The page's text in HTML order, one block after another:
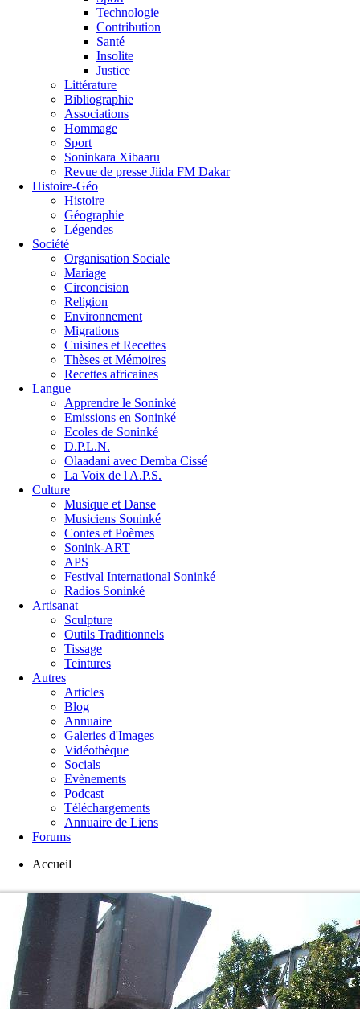
Technologie
Contribution
Santé
Insolite
Justice
Littérature
Bibliographie
Associations
Hommage
Sport
Soninkara Xibaaru
Revue de presse Jiida FM Dakar
Histoire-Géo
Histoire
Géographie
Légendes
Société
Organisation Sociale
Mariage
Circoncision
Religion
Environnement
Migrations
Cuisines et Recettes
Thèses et Mémoires
Recettes africaines
Langue
Apprendre le Soninké
Emissions en Soninké
Ecoles de Soninké
D.P.L.N.
Olaadani avec Demba Cissé
La Voix de l A.P.S.
Culture
Musique et Danse
Musiciens Soninké
Contes et Poèmes
Sonink-ART
APS
Festival International Soninké
Radios Soninké
Artisanat
Sculpture
Outils Traditionnels
Tissage
Teintures
Autres
Articles
Blog
Annuaire
Galeries d'Images
Vidéothèque
Socials
Evènements
Podcast
Téléchargements
Annuaire de Liens
Forums
Accueil